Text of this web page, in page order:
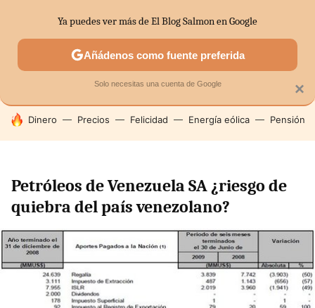
SECTORES ECONOMÍA DOMÉSTICA MERCADOS
HOY SE HABLA DE
Dinero Precios Felicidad Energía eólica Pensión
Petróleos de Venezuela SA ¿riesgo de
quiebra del país venezolano?
×
Ya puedes ver más de El Blog Salmon en Google
Añádenos como fuente preferida
Solo necesitas una cuenta de Google